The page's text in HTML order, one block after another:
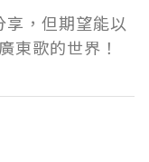
，但期望能以
東歌的世界！